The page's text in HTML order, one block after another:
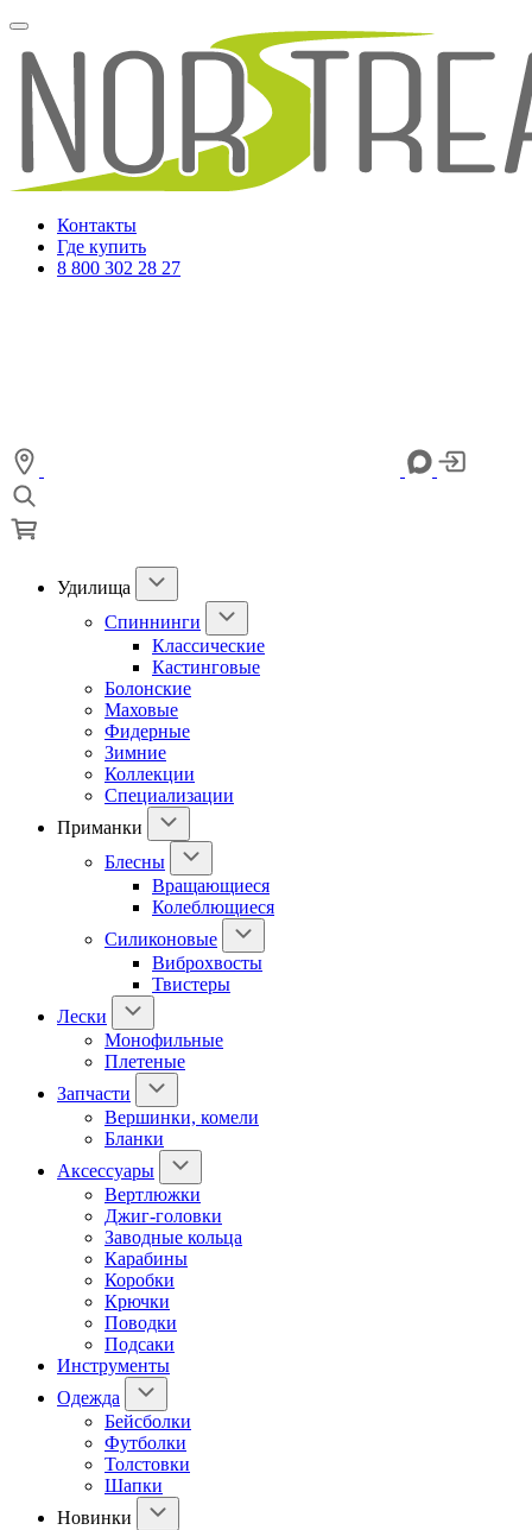
Контакты
Где купить
8 800 302 28 27
Удилища
Спиннинги
Классические
Кастинговые
Болонские
Маховые
Фидерные
Зимние
Коллекции
Специализации
Приманки
Блесны
Вращающиеся
Колеблющиеся
Силиконовые
Виброхвосты
Твистеры
Лески
Монофильные
Плетеные
Запчасти
Вершинки, комели
Бланки
Аксессуары
Вертлюжки
Джиг-головки
Заводные кольца
Карабины
Коробки
Крючки
Поводки
Подсаки
Инструменты
Одежда
Бейсболки
Футболки
Толстовки
Шапки
Новинки